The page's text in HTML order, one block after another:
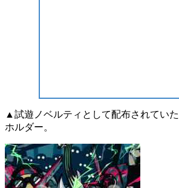
▲試遊ノベルティとして配布されてい
ホルダー。